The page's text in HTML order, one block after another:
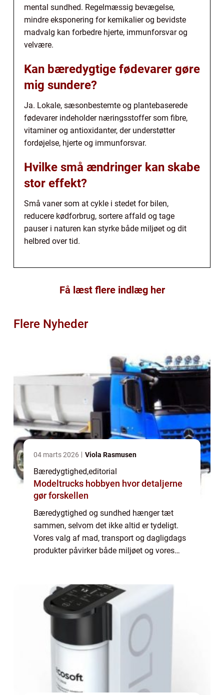
mental sundhed. Regelmæssig bevægelse,
mindre eksponering for kemikalier og bevidste
madvalg kan forbedre hjerte, immunforsvar og
velvære.
Kan bæredygtige fødevarer gøre
mig sundere?
Ja. Lokale, sæsonbestemte og plantebaserede
fødevarer indeholder næringsstoffer som fibre,
vitaminer og antioxidanter, der understøtter
fordøjelse, hjerte og immunforsvar.
Hvilke små ændringer kan skabe
stor effekt?
Små vaner som at cykle i stedet for bilen,
reducere kødforbrug, sortere affald og tage
pauser i naturen kan styrke både miljøet og dit
helbred over tid.
Få læst flere indlæg her
Flere Nyheder
04 marts 2026 Viola Rasmusen
Bæredygtighed,editorial
Modeltrucks hobbyen hvor detaljerne
gør forskellen
Bæredygtighed og sundhed hænger tæt
sammen, selvom det ikke altid er tydeligt.
Vores valg af mad, transport og dagligdags
produkter påvirker både miljøet og vores